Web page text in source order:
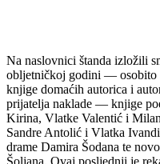
Na naslovnici štanda izložili
obljetničkoj godini — osobito
knjige domaćih autorica i
prijatelja naklade — knjige
Kirina, Vlatke Valentić i
Sandre Antolić i Vlatka
drame Damira Šodana te
Šoljana. Ovaj posljednji je